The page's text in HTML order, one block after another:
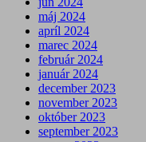
máj 2024
apríl 2024
marec 2024
február 2024
január 2024
december 2023
november 2023
október 2023
september 2023